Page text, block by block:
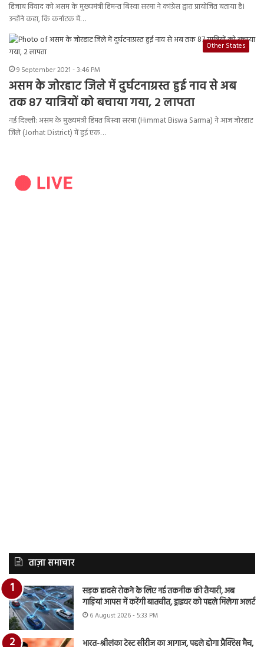
हिजाब विवाद को असम के मुख्यमंत्री हिमन्त बिस्वा सरमा ने कांग्रेस द्वारा प्रायोजित बताया है।
उन्होंने कहा, कि कर्नाटक में…
Other States
9 September 2021 - 3:46 PM
असम के जोरहाट जिले में दुर्घटनाग्रस्त हुई नाव से अब
तक 87 यात्रियों को बचाया गया, 2 लापता
नई दिल्ली: असम के मुख्यमंत्री हिंमत बिस्वा सरमा (Himmat Biswa Sarma) ने आज जोरहाट
जिले (Jorhat District) में हुई एक…
ताज़ा समाचार
सड़क हादसे रोकने के लिए नई तकनीक की तैयारी, अब
गाड़ियां आपस में करेंगी बातचीत, ड्राइवर को पहले मिलेगा अलर्ट
6 August 2026 - 5:33 PM
भारत-श्रीलंका टेस्ट सीरीज का आगाज, पहले होगा प्रैक्टिस मैच,